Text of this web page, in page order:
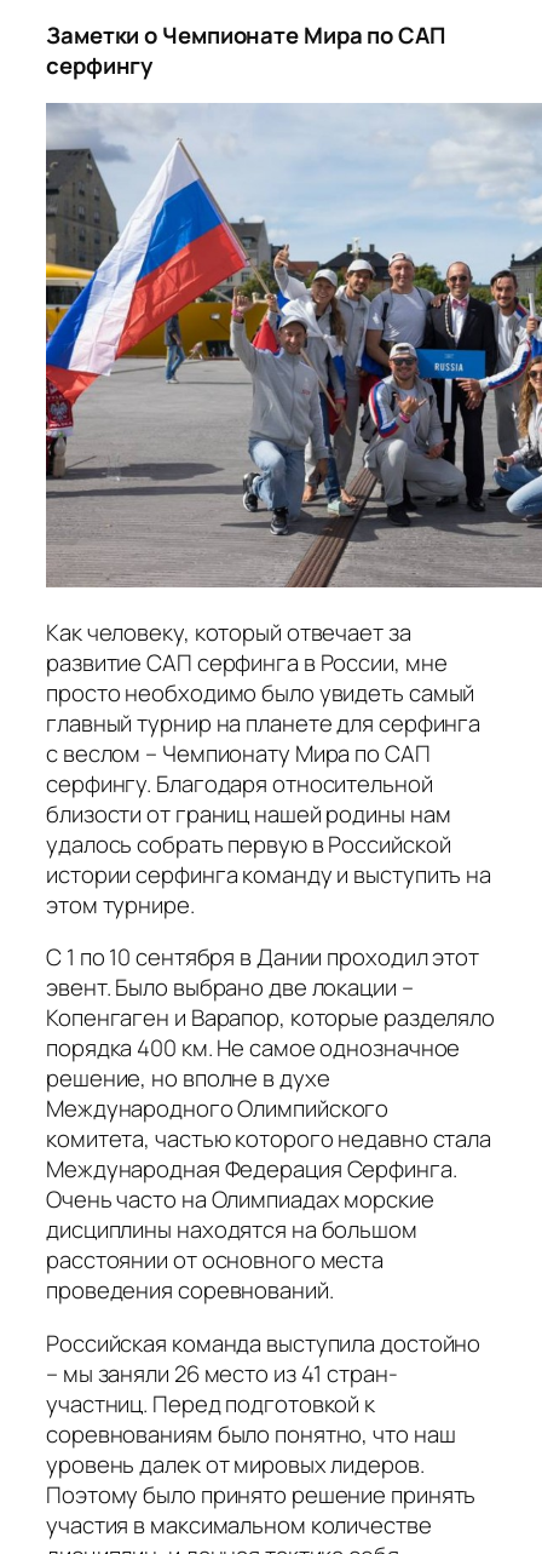
Заметки о Чемпионате Мира по САП
серфингу
Как человеку, который отвечает за
развитие САП серфинга в России, мне
просто необходимо было увидеть самый
главный турнир на планете для серфинга
с веслом – Чемпионату Мира по САП
серфингу. Благодаря относительной
близости от границ нашей родины нам
удалось собрать первую в Российской
истории серфинга команду и выступить на
этом турнире.
С 1 по 10 сентября в Дании проходил этот
эвент. Было выбрано две локации –
Копенгаген и Варапор, которые разделяло
порядка 400 км. Не самое однозначное
решение, но вполне в духе
Международного Олимпийского
комитета, частью которого недавно стала
Международная Федерация Серфинга.
Очень часто на Олимпиадах морские
дисциплины находятся на большом
расстоянии от основного места
проведения соревнований.
Российская команда выступила достойно
– мы заняли 26 место из 41 стран-
участниц. Перед подготовкой к
соревнованиям было понятно, что наш
уровень далек от мировых лидеров.
Поэтому было принято решение принять
участия в максимальном количестве